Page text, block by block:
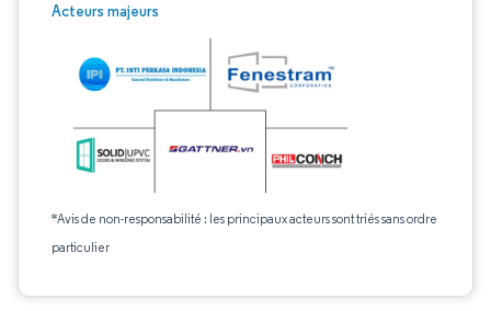
Acteurs majeurs
*Avis de non-responsabilité : les principaux acteurs sont triés sans ordre
particulier